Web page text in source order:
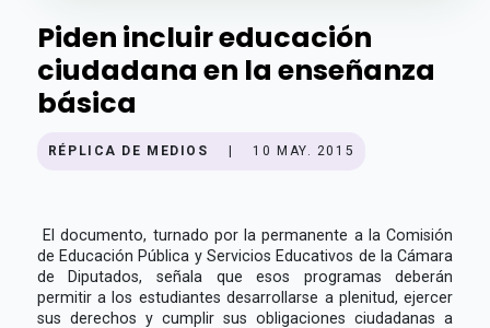
Piden incluir educación
ciudadana en la enseñanza
básica
RÉPLICA DE MEDIOS 10 MAY. 2015
El documento, turnado por la permanente a la Comisión
de Educación Pública y Servicios Educativos de la Cámara
de Diputados, señala que esos programas deberán
permitir a los estudiantes desarrollarse a plenitud, ejercer
sus derechos y cumplir sus obligaciones ciudadanas a